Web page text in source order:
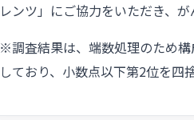
レンツ」にご協力をいただき、
※調査結果は、端数処理のため
しており、小数点以下第2位を四